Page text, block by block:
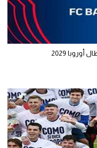
2029